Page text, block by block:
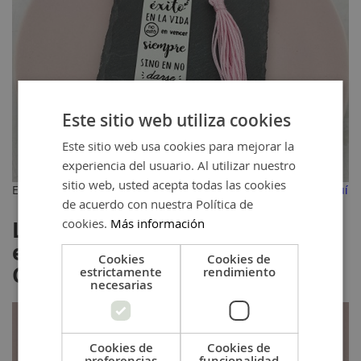
Encontrar el kit de este marcapáginas solidario pulsando aquí
Llavero Solidario Lucha Contra
el Cáncer de Mama, con
Colgante Lazo Solidario
Este sitio web utiliza cookies
Este sitio web usa cookies para mejorar la
experiencia del usuario. Al utilizar nuestro
sitio web, usted acepta todas las cookies
de acuerdo con nuestra Política de
cookies. Más información
Cookies
estrictamente
necesarias
Cookies de
rendimiento
Cookies de Cookies de